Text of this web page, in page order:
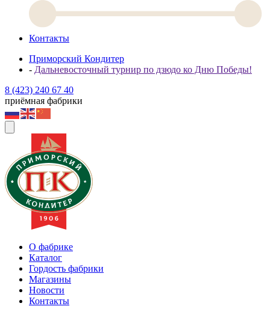
Контакты
Приморский Кондитер
- Дальневосточный турнир по дзюдо ко Дню Победы!
8 (423) 240 67 40
приёмная фабрики
О фабрике
Каталог
Гордость фабрики
Магазины
Новости
Контакты